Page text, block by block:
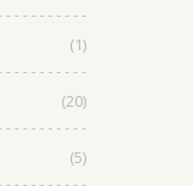
(1)
(20)
(5)